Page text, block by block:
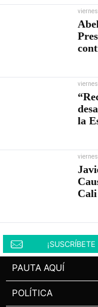
la
Cali
PAUTA AQUÍ
POLÍTICA